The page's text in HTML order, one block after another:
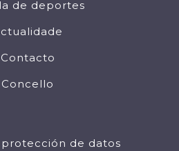
de deportes
Contacto
Concello
de datos